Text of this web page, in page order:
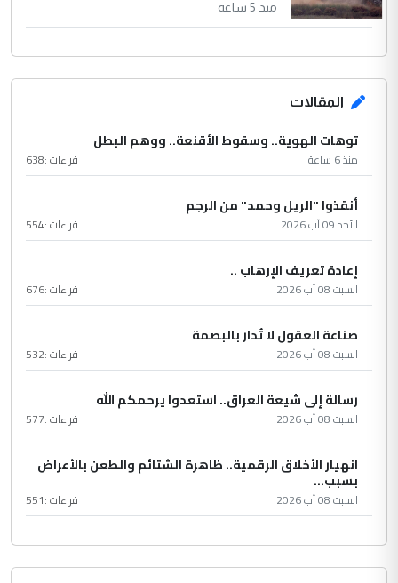
منذ 5 ساعة
المقالات
توهات الهوية.. وسقوط الأقنعة.. ووهم البطل
منذ 6 ساعة قراءات :638
أنقذوا "الريل وحمد" من الرجم
الأحد 09 آب 2026 قراءات :554
إعادة تعريف الإرهاب ..
السبت 08 آب 2026 قراءات :676
صناعة العقول لا تُدار بالبصمة
السبت 08 آب 2026 قراءات :532
رسالة إلى شيعة العراق.. استعدوا يرحمكم الله
السبت 08 آب 2026 قراءات :577
انهيار الأخلاق الرقمية.. ظاهرة الشتائم والطعن بالأعراض
بسبب...
السبت 08 آب 2026 قراءات :551